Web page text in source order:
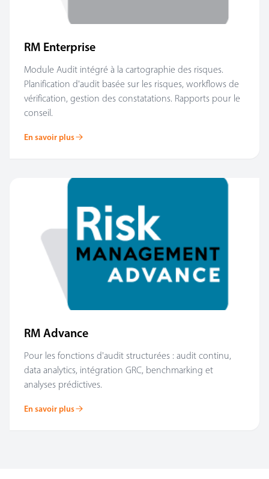
RM Enterprise
Module Audit intégré à la cartographie des risques.
Planification d'audit basée sur les risques, workflows de
vérification, gestion des constatations. Rapports pour le
conseil.
En savoir plus
RM Advance
Pour les fonctions d'audit structurées : audit continu,
data analytics, intégration GRC, benchmarking et
analyses prédictives.
En savoir plus